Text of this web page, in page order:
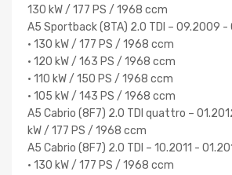
130 kW / 177 PS / 1968 ccm
A5 Sportback (8TA) 2.0 TDI – 09.2009 -
• 130 kW / 177 PS / 1968 ccm
• 120 kW / 163 PS / 1968 ccm
• 110 kW / 150 PS / 1968 ccm
• 105 kW / 143 PS / 1968 ccm
A5 Cabrio (8F7) 2.0 TDI quattro –
kW / 177 PS / 1968 ccm
A5 Cabrio (8F7) 2.0 TDI – 10.2011 -
• 130 kW / 177 PS / 1968 ccm